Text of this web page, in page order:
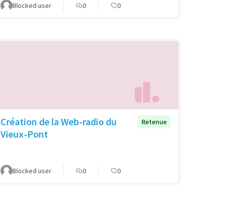
Blocked user 0 0
Création de la Web-radio du
Vieux-Pont
Retenue
Blocked user 0 0